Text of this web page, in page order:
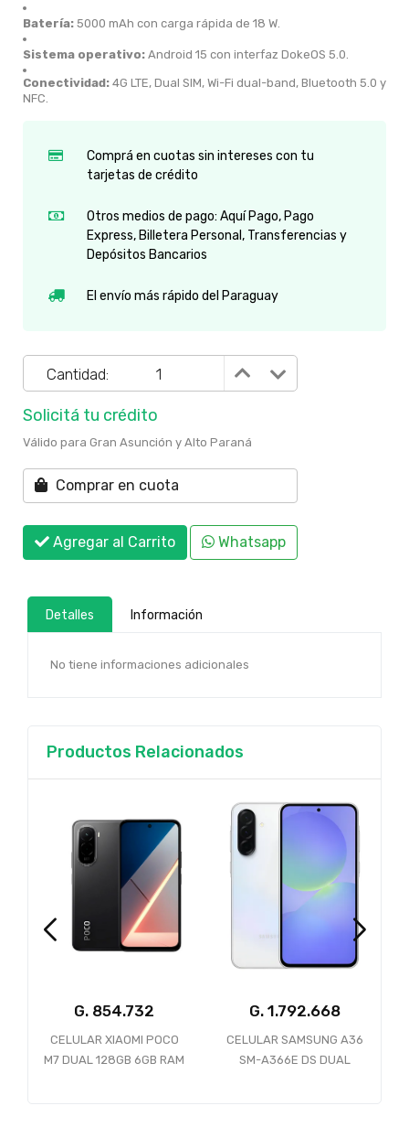
Batería: 5000 mAh con carga rápida de 18 W.
Sistema operativo: Android 15 con interfaz DokeOS 5.0.
Conectividad: 4G LTE, Dual SIM, Wi-Fi dual-band, Bluetooth 5.0 y
NFC.
Comprá en cuotas sin intereses con tu
tarjetas de crédito
Otros medios de pago: Aquí Pago, Pago
Express, Billetera Personal, Transferencias y
Depósitos Bancarios
El envío más rápido del Paraguay
Cantidad:
Solicitá tu crédito
Válido para Gran Asunción y Alto Paraná
Comprar en cuota
Agregar al Carrito Whatsapp
Detalles Información
No tiene informaciones adicionales
Productos Relacionados
G.
CELULAR XIAOMI POCO
M7 DUAL 128GB 6GB RAM
G.
CELULAR SAMSUNG A36
SM-A366E DS DUAL